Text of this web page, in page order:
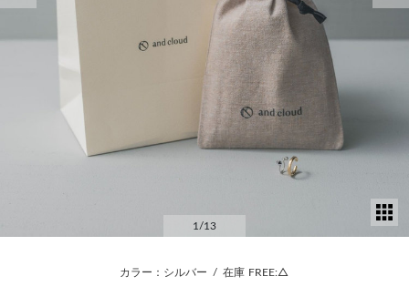
1 /13
カラー：シルバー / 在庫 FREE:△